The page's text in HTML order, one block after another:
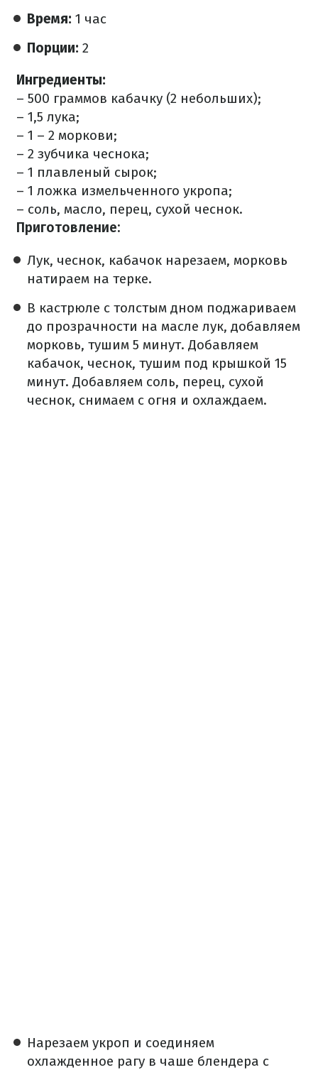
Время: 1 час
Порции: 2
Ингредиенты:
– 500 граммов кабачку (2 небольших);
– 1,5 лука;
– 1 – 2 моркови;
– 2 зубчика чеснока;
– 1 плавленый сырок;
– 1 ложка измельченного укропа;
– соль, масло, перец, сухой чеснок.
Приготовление:
️Лук, чеснок, кабачок нарезаем, морковь
натираем на терке.
В кастрюле с толстым дном поджариваем
до прозрачности на масле лук, добавляем
морковь, тушим 5 минут. Добавляем
кабачок, чеснок, тушим под крышкой 15
минут. Добавляем соль, перец, сухой
чеснок, снимаем с огня и охлаждаем.
️Нарезаем укроп и соединяем
охлажденное рагу в чаше блендера с